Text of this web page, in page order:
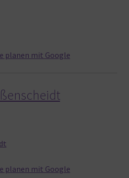
planen mit Google
planen mit Google